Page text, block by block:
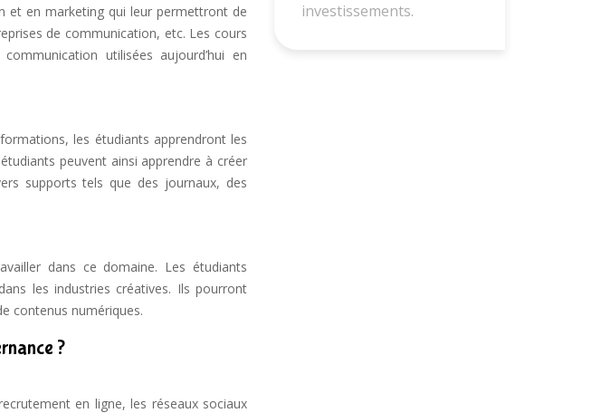
et en marketing qui leur permettront de
de communication, etc. Les cours
utilisées aujourd’hui en
les étudiants apprendront les
peuvent ainsi apprendre à créer
supports tels que des journaux, des
dans ce domaine. Les étudiants
les industries créatives. Ils pourront
contenus numériques.
?
en ligne, les réseaux sociaux
investissements.